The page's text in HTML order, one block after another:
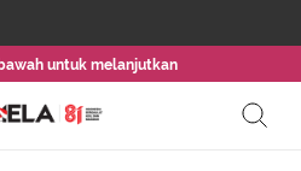
untuk melanjutkan